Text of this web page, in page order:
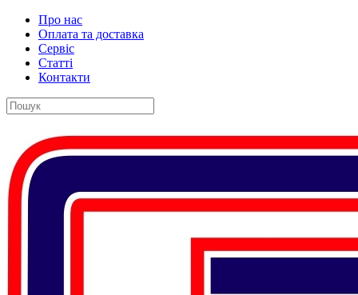
Про нас
Оплата та доставка
Сервіс
Статті
Контакти